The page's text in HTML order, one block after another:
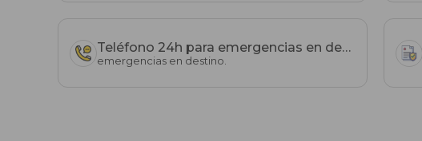
Teléfono 24h para emergencias en destino.
emergencias en destino.